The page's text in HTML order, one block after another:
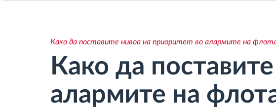
Следење на времетраењето на
возењето
Како да поставите нивоа на приоритет во алармите на
Како да
алармите на